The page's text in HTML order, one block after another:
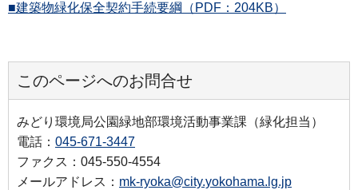
■建築物緑化保全契約手続要綱（PDF：204KB）
このページへのお問合せ
みどり環境局公園緑地部環境活動事業課（緑化担当）
電話： 045-671-3447
ファクス：045-550-4554
メールアドレス： mk-ryoka@city.yokohama.lg.jp